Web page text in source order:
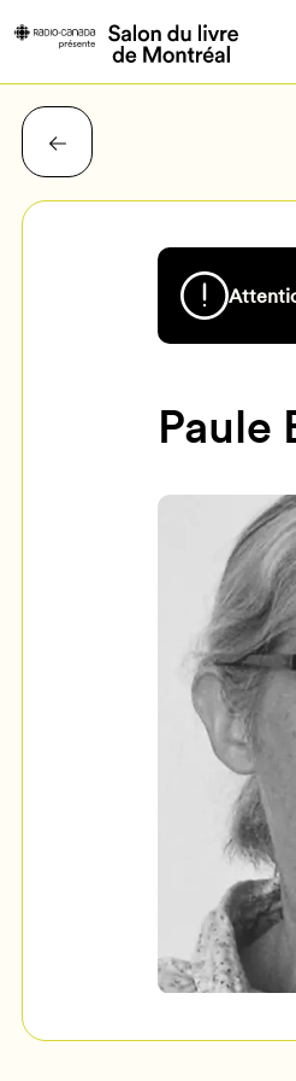
Programmation
Billetterie
Paule